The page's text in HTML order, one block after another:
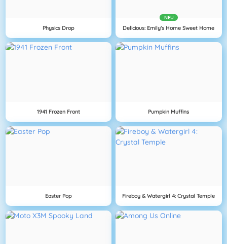
Physics Drop
NEU
Delicious: Emily's Home Sweet Home
1941 Frozen Front Pumpkin Muffins
Easter Pop Fireboy & Watergirl 4: Crystal Temple